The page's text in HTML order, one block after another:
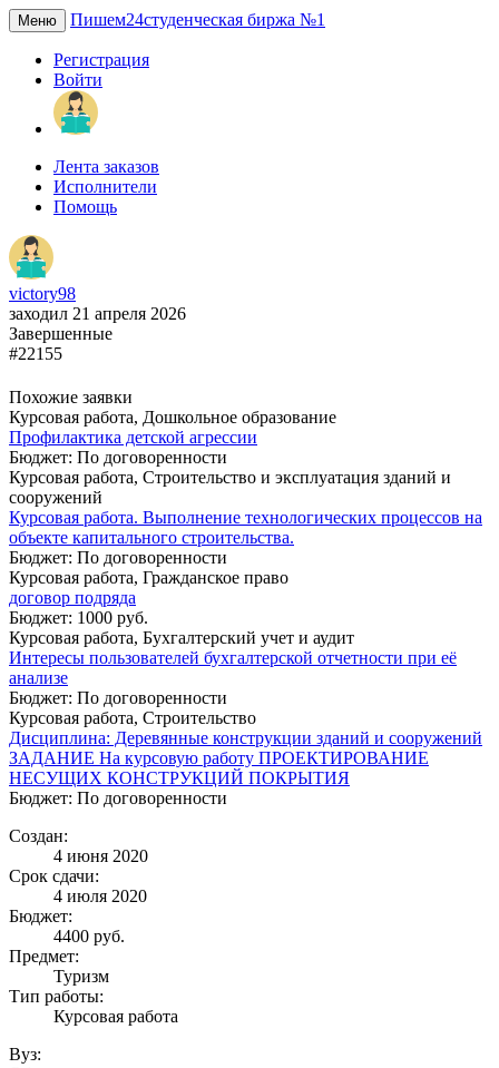
Меню Пишем24студенческая биржа №1
Регистрация
Войти
Лента заказов
Исполнители
Помощь
victory98
заходил 21 апреля 2026
Завершенные
#22155
Похожие заявки
Курсовая работа, Дошкольное образование
Профилактика детской агрессии
Бюджет: По договоренности
Курсовая работа, Строительство и эксплуатация зданий и
сооружений
Курсовая работа. Выполнение технологических процессов на
объекте капитального строительства.
Бюджет: По договоренности
Курсовая работа, Гражданское право
договор подряда
Бюджет: 1000 руб.
Курсовая работа, Бухгалтерский учет и аудит
Интересы пользователей бухгалтерской отчетности при её
анализе
Бюджет: По договоренности
Курсовая работа, Строительство
Дисциплина: Деревянные конструкции зданий и сооружений
ЗАДАНИЕ На курсовую работу ПРОЕКТИРОВАНИЕ
НЕСУЩИХ КОНСТРУКЦИЙ ПОКРЫТИЯ
Бюджет: По договоренности
Создан:
4 июня 2020
Срок сдачи:
4 июля 2020
Бюджет:
4400 руб.
Предмет:
Туризм
Тип работы:
Курсовая работа
Вуз: